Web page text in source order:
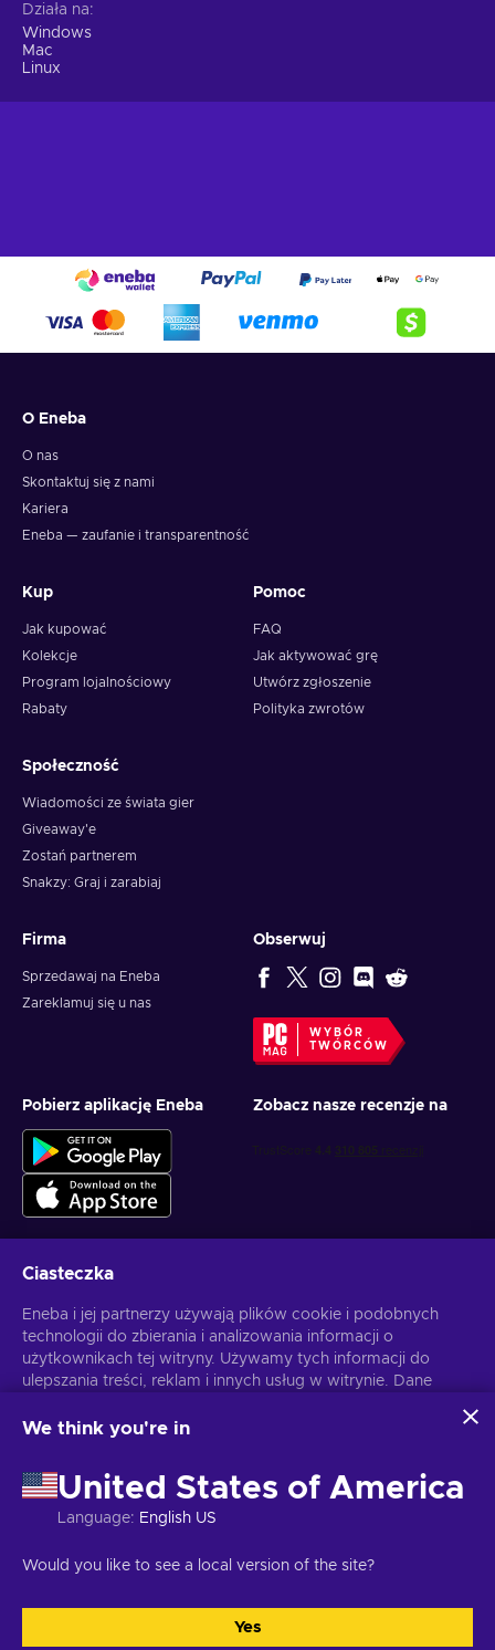
Działa na
Windows
Mac
Linux
O Eneba
O nas
Skontaktuj się z nami
Kariera
Eneba — zaufanie i transparentność
Kup
Jak kupować
Kolekcje
Program lojalnościowy
Rabaty
Pomoc
FAQ
Jak aktywować grę
Utwórz zgłoszenie
Polityka zwrotów
Społeczność
Wiadomości ze świata gier
Giveaway'e
Zostań partnerem
Snakzy: Graj i zarabiaj
Firma
Sprzedawaj na Eneba
Zareklamuj się u nas
Obserwuj
WYBÓR
TWÓRCÓW
Pobierz aplikację Eneba Zobacz nasze recenzje na
Subskrybuj
Możesz anulować subskrypcję w dowolnej chwili. Sprawdź Politykę
Copyright © 2026 Eneba. Wszelkie prawa zastrzeżone.
Ciasteczka
Eneba i jej partnerzy używają plików cookie i podobnych
technologii do zbierania i analizowania informacji o
użytkownikach tej witryny. Używamy tych informacji do
ulepszania treści, reklam i innych usług w witrynie. Dane
do personalizacji reklam.
korzystanie z tych technologii przez firmę Eneba i jej
partnerów. Zgodę można dostosować, klikając przycisk
"Dostosuj".
danych przez Google można znaleźć na stronie
We think you're in
United States of America
Language: English US
Would you like to see a local version of the site?
Yes